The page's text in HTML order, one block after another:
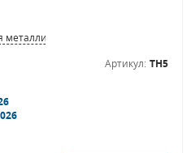
мебели
Артикул: TH5